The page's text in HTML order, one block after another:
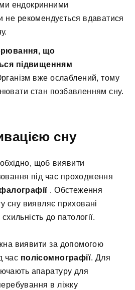
ендокринними
не рекомендується вдаватися
що
підвищенням
вже ослаблений, тому
стан позбавленням сну.
сну
щоб виявити
під час проходження
. Обстеження
сну виявляє приховані
до патології.
виявити за допомогою
час полісомнографії. Для
апаратуру для
в ліжку